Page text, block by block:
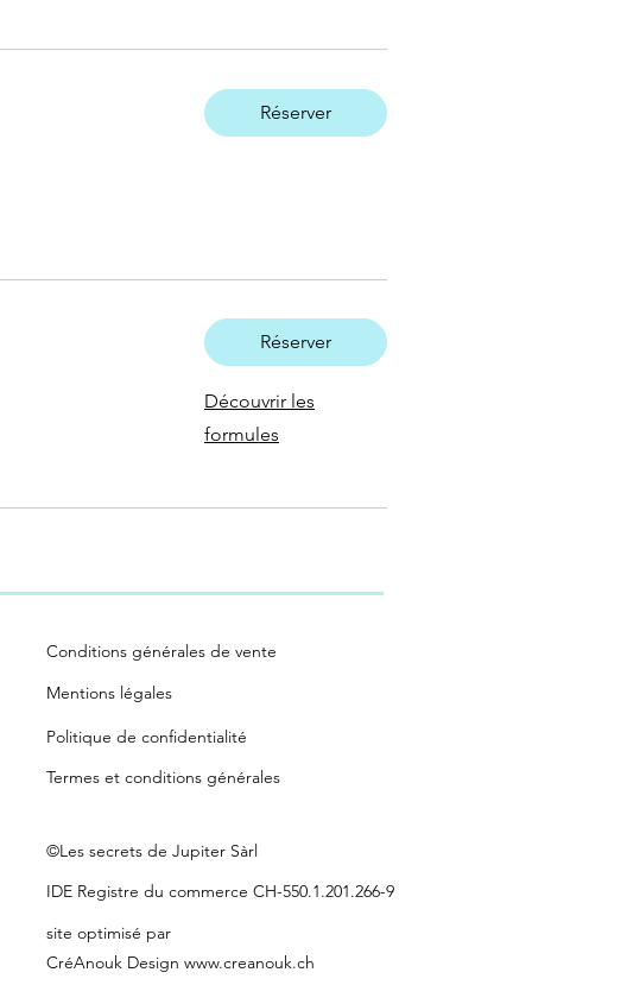
Réserver
Réserver
Découvrir les
formules
Conditions générales de vente
Mentions légales
Politique de confidentialité
Termes et conditions générales
©Les secrets de Jupiter Sàrl
IDE Registre du commerce CH-550.1.201.266-9
site optimisé par
CréAnouk Design www.creanouk.ch